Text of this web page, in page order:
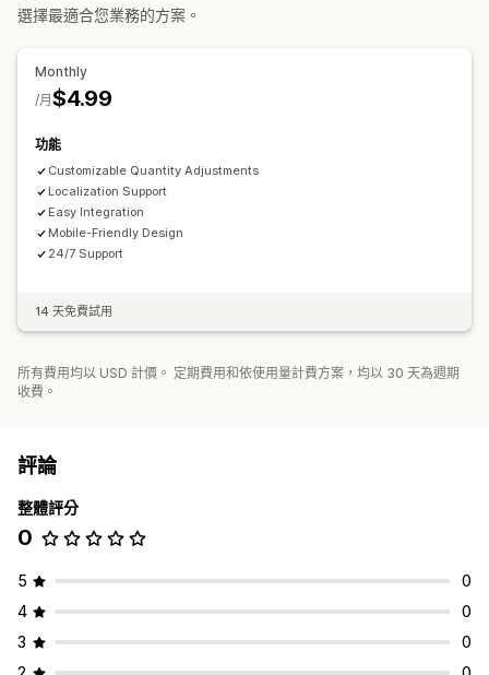
選擇最適合您業務的方案。
Monthly
$4.99
/月
功能
Customizable Quantity Adjustments
Localization Support
Easy Integration
Mobile-Friendly Design
24/7 Support
14 天免費試用
所有費用均以 USD 計價。 定期費用和依使用量計費方案，均以 30 天為週期
收費。
評論
整體評分
0
5
0
4
0
3
0